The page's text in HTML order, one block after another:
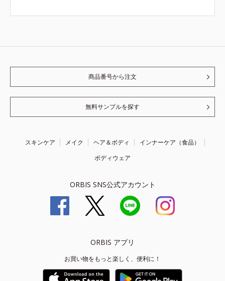
商品番号から注文
無料サンプルを探す
スキンケア メイク ヘア＆ボディ
インナーケア（食品）
ボディウェア
ORBIS SNS公式アカウント
ORBIS アプリ
お買い物をもっと楽しく、便利に！